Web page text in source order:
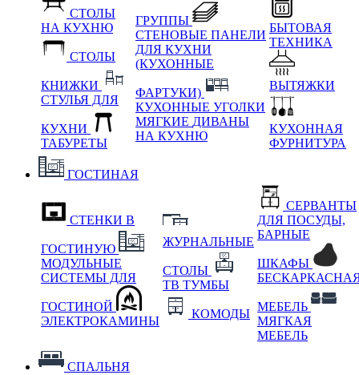
СТОЛЫ
НА КУХНЮ
СТОЛЫ
КНИЖКИ
СТУЛЬЯ ДЛЯ
КУХНИ
ТАБУРЕТЫ
ГРУППЫ
СТЕНОВЫЕ ПАНЕЛИ
ДЛЯ КУХНИ
(КУХОННЫЕ
ФАРТУКИ)
КУХОННЫЕ УГОЛКИ
МЯГКИЕ ДИВАНЫ
НА КУХНЮ
БЫТОВАЯ
ТЕХНИКА
ВЫТЯЖКИ
КУХОННАЯ
ФУРНИТУРА
ГОСТИНАЯ
СТЕНКИ В
ГОСТИНУЮ
МОДУЛЬНЫЕ
СИСТЕМЫ ДЛЯ
ГОСТИНОЙ
ЭЛЕКТРОКАМИНЫ
ЖУРНАЛЬНЫЕ
СТОЛЫ
ТВ ТУМБЫ
КОМОДЫ
СЕРВАНТЫ
ДЛЯ ПОСУДЫ,
БАРНЫЕ
ШКАФЫ
МЕБЕЛЬ
МЯГКАЯ
МЕБЕЛЬ
СПАЛЬНЯ